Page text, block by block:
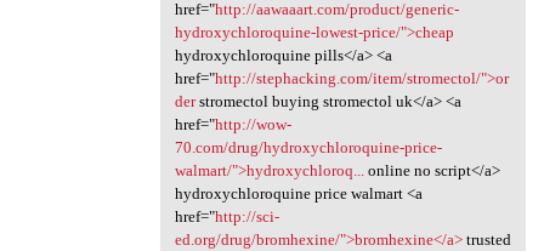
href="http://aawaaart.com/product/generic-
hydroxychloroquine-lowest-price/">cheap
hydroxychloroquine pills</a> <a
href="http://stephacking.com/item/stromectol/">or
derstromectol buying stromectol uk</a> <a
href="http://wow-
70.com/drug/hydroxychloroquine-price-
walmart/">hydroxychloroq...online no script</a>
hydroxychloroquine price walmart <a
href="http://sci-
ed.org/drug/bromhexine/">bromhexine</a>trusted